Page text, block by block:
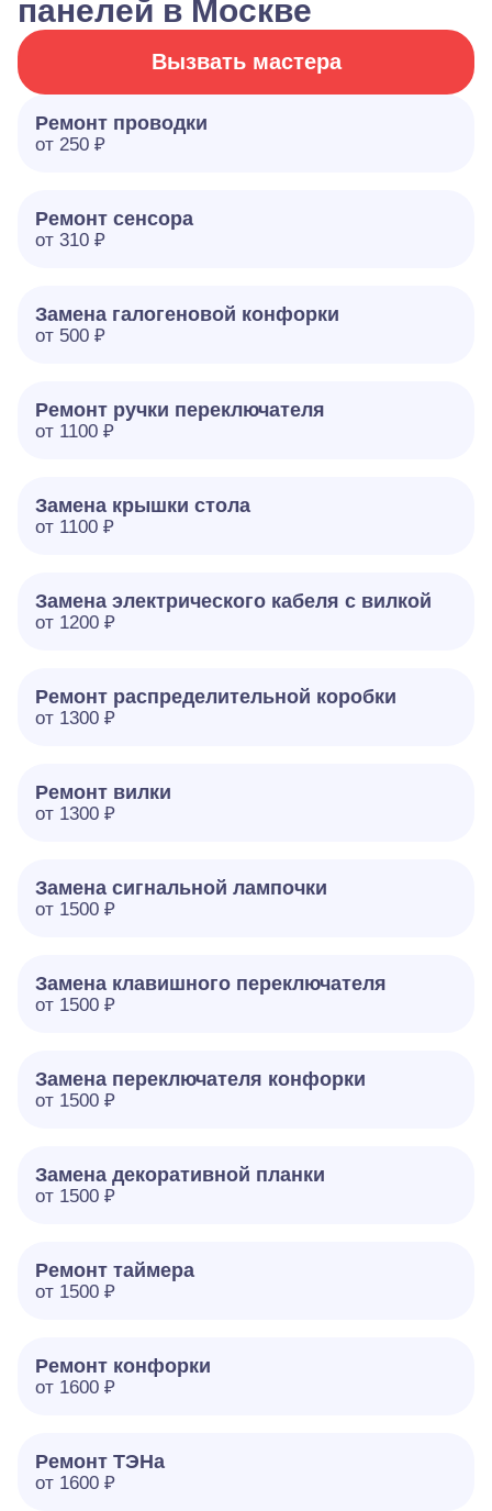
панелей в Москве
Вызвать мастера
Ремонт проводки
от 250 ₽
Ремонт сенсора
от 310 ₽
Замена галогеновой конфорки
от 500 ₽
Ремонт ручки переключателя
от 1100 ₽
Замена крышки стола
от 1100 ₽
Замена электрического кабеля с вилкой
от 1200 ₽
Ремонт распределительной коробки
от 1300 ₽
Ремонт вилки
от 1300 ₽
Замена сигнальной лампочки
от 1500 ₽
Замена клавишного переключателя
от 1500 ₽
Замена переключателя конфорки
от 1500 ₽
Замена декоративной планки
от 1500 ₽
Ремонт таймера
от 1500 ₽
Ремонт конфорки
от 1600 ₽
Ремонт ТЭНа
от 1600 ₽